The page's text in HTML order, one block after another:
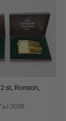
st, Ronson,
jul 2026